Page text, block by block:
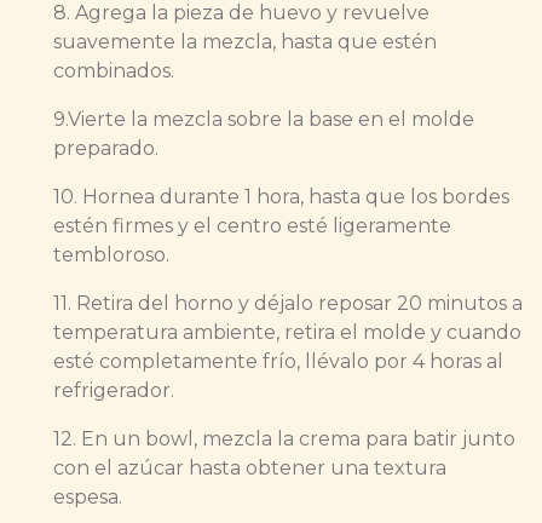
8. Agrega la pieza de huevo y revuelve
suavemente la mezcla, hasta que estén
combinados.
9.Vierte la mezcla sobre la base en el molde
preparado.
10. Hornea durante 1 hora, hasta que los bordes
estén firmes y el centro esté ligeramente
tembloroso.
11. Retira del horno y déjalo reposar 20 minutos a
temperatura ambiente, retira el molde y cuando
esté completamente frío, llévalo por 4 horas al
refrigerador.
12. En un bowl, mezcla la crema para batir junto
con el azúcar hasta obtener una textura
espesa.